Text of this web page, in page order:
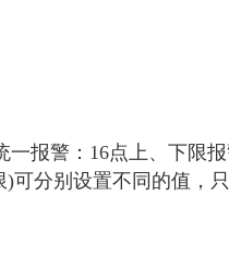
报警：16点上、下限
可分别设置不同的值，